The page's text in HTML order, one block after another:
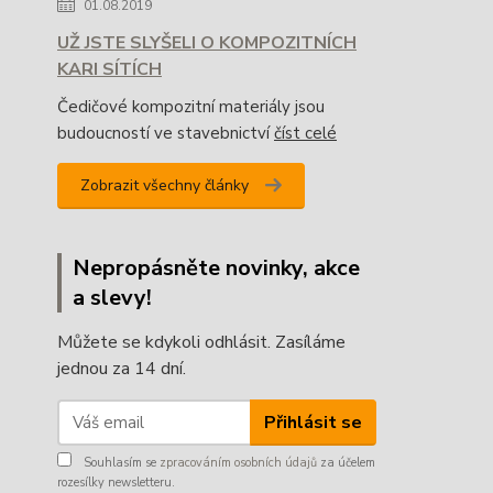
01.08.2019
UŽ JSTE SLYŠELI O KOMPOZITNÍCH
KARI SÍTÍCH
Čedičové kompozitní materiály jsou
budoucností ve stavebnictvíčíst celé
Zobrazit všechny články
Nepropásněte novinky, akce
a slevy!
Můžete se kdykoli odhlásit. Zasíláme
jednou za 14 dní.
Přihlásit se
Souhlasím se zpracováním osobních údajů za účelem
rozesílky newsletteru.